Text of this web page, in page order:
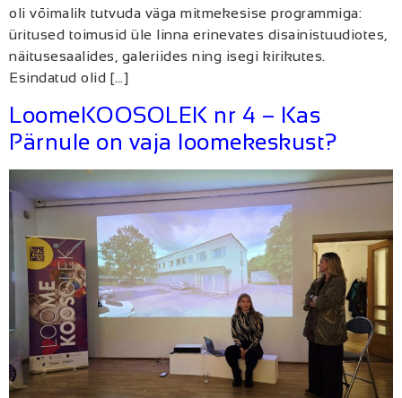
oli võimalik tutvuda väga mitmekesise programmiga:
üritused toimusid üle linna erinevates disainistuudiotes,
näitusesaalides, galeriides ning isegi kirikutes.
Esindatud olid […]
LoomeKOOSOLEK nr 4 – Kas
Pärnule on vaja loomekeskust?